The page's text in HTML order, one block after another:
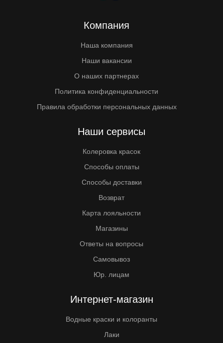
Компания
Наша компания
Наши вакансии
О наших партнерах
Политика конфиденциальности
Правила обработки персональных данных
Наши сервисы
Колеровка красок
Способы оплаты
Способы доставки
Возврат
Карта лояльности
Магазины
Ответы на вопросы
Самовывоз
Юр. лицам
Интернет-магазин
Водные краски и колоранты
Лаки